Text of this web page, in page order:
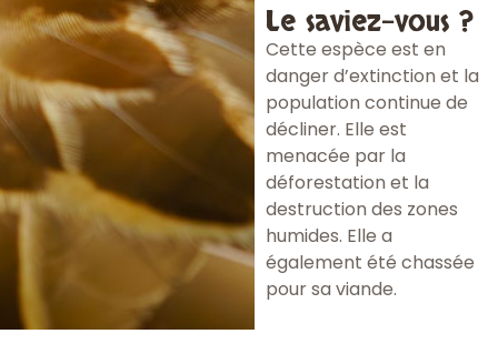
Le saviez-vous ?
Cette espèce est en
danger d’extinction et la
population continue de
décliner. Elle est
menacée par la
déforestation et la
destruction des zones
humides. Elle a
également été chassée
pour sa viande.